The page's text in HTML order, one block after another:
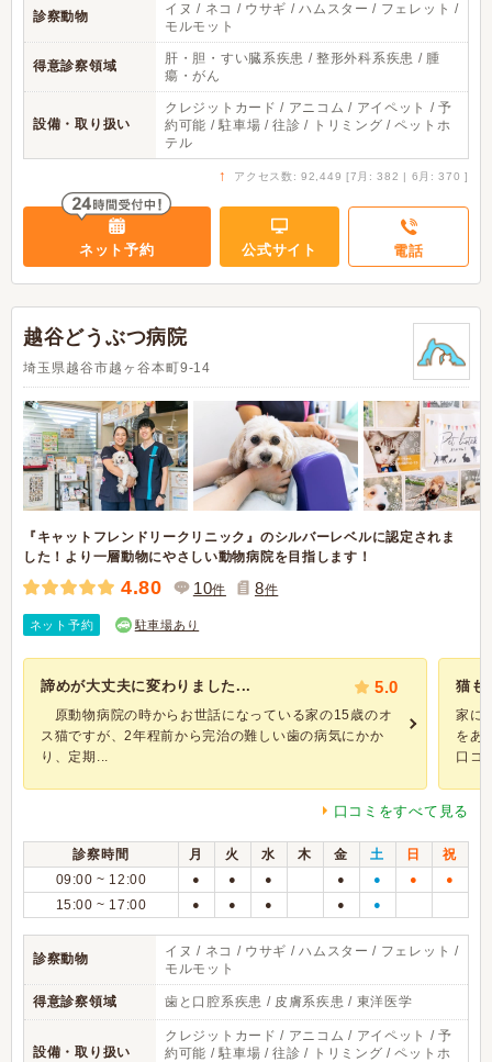
診察動物
イヌ / ネコ / ウサギ / ハムスター / フェレット /
モルモット
得意診察領域
肝・胆・すい臓系疾患 / 整形外科系疾患 / 腫
瘍・がん
設備・取り扱い
クレジットカード / アニコム / アイペット / 予
約可能 / 駐車場 / 往診 / トリミング / ペットホ
テル
↑ アクセス数: 92,449 [7月: 382 | 6月: 370 ]
ネット予約 公式サイト 電話
越谷どうぶつ病院
埼玉県越谷市越ヶ谷本町9-14
『キャットフレンドリークリニック』のシルバーレベルに認定されま
した！より一層動物にやさしい動物病院を目指します！
4.80 10件 8件
ネット予約 駐車場あり
諦めが大丈夫に変わりました... 5.0
原動物病院の時からお世話になっている家の15歳のオ
ス猫ですが、2年程前から完治の難しい歯の病気にかか
り、定期...
猫も
家に
をあ
口コ
口コミをすべて見る
診察時間 月 火 水 木 金 土 日
祝
09:00 ~ 12:00
● ● ● ● ● ● ●
15:00 ~ 17:00 ● ● ● ● ●
診察動物
イヌ / ネコ / ウサギ / ハムスター / フェレット /
モルモット
得意診察領域 歯と口腔系疾患 / 皮膚系疾患 / 東洋医学
設備・取り扱い
クレジットカード / アニコム / アイペット / 予
約可能 / 駐車場 / 往診 / トリミング / ペットホ